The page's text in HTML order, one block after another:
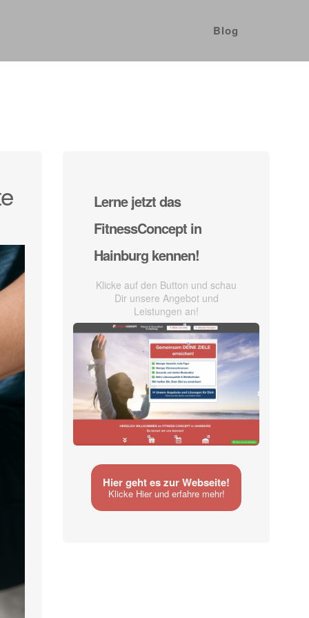
Blog
Lerne jetzt das
FitnessConcept in
Hainburg kennen!
Klicke auf den Button und schau
Dir unsere Angebot und
Leistungen an!
Hier geht es zur Webseite!
Klicke Hier und erfahre mehr!